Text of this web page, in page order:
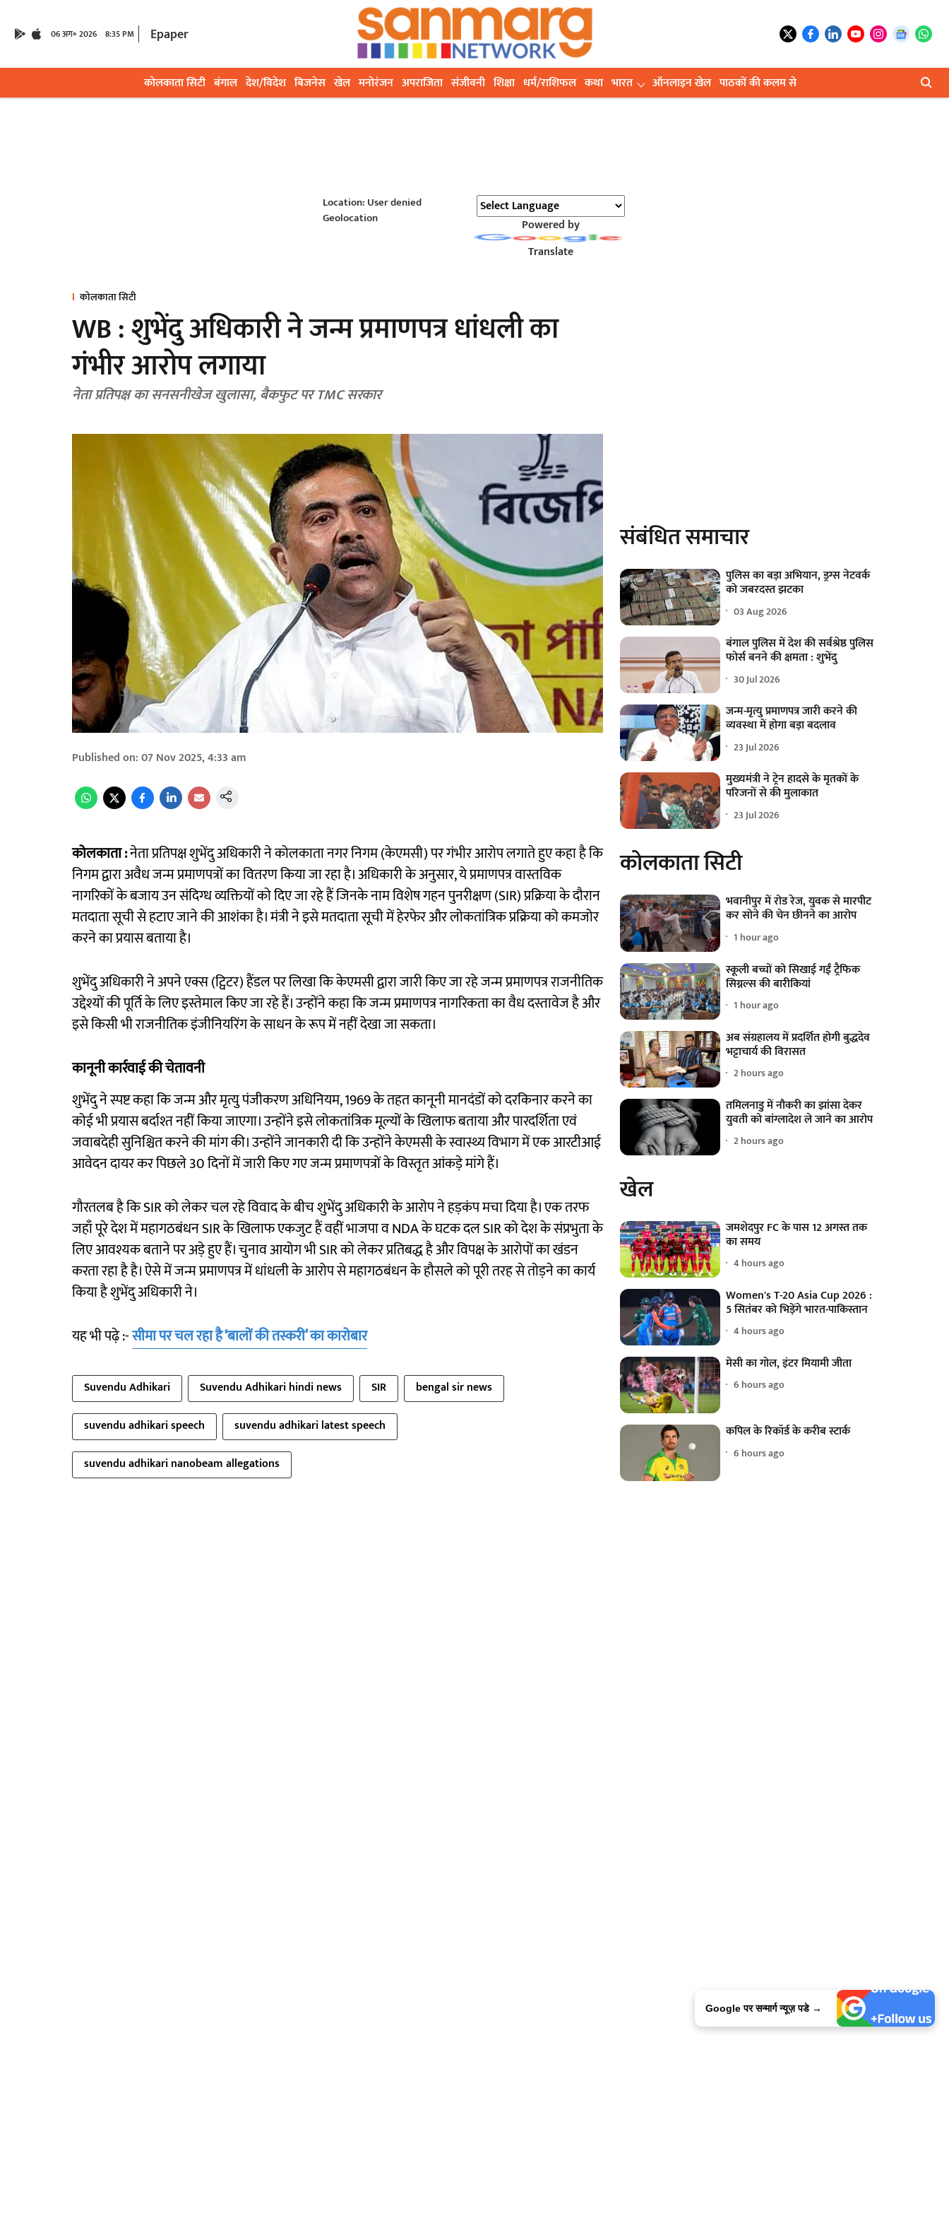
06 अग॰ 2026 8:35 PM Epaper
कोलकाता सिटी बंगाल देश/विदेश बिजनेस खेल मनोरंजन अपराजिता संजीवनी शिक्षा धर्म/राशिफल कथा भारत ऑनलाइन खेल पाठकों की कलम से
Location: User denied
Geolocation
Powered by
Translate
कोलकाता सिटी
WB : शुभेंदु अधिकारी ने जन्म प्रमाणपत्र धांधली का
गंभीर आरोप लगाया
नेता प्रतिपक्ष का सनसनीखेज खुलासा, बैकफुट पर TMC सरकार
Published on:07 Nov 2025, 4:33 am
कोलकाता :नेता प्रतिपक्ष शुभेंदु अधिकारी ने कोलकाता नगर निगम (केएमसी) पर गंभीर आरोप लगाते हुए कहा है कि
निगम द्वारा अवैध जन्म प्रमाणपत्रों का वितरण किया जा रहा है। अधिकारी के अनुसार, ये प्रमाणपत्र वास्तविक
नागरिकों के बजाय उन संदिग्ध व्यक्तियों को दिए जा रहे हैं जिनके नाम विशेष गहन पुनरीक्षण (SIR) प्रक्रिया के दौरान
मतदाता सूची से हटाए जाने की आशंका है। मंत्री ने इसे मतदाता सूची में हेरफेर और लोकतांत्रिक प्रक्रिया को कमजोर
करने का प्रयास बताया है।
शुभेंदु अधिकारी ने अपने एक्स (ट्विटर) हैंडल पर लिखा कि केएमसी द्वारा जारी किए जा रहे जन्म प्रमाणपत्र राजनीतिक
उद्देश्यों की पूर्ति के लिए इस्तेमाल किए जा रहे हैं। उन्होंने कहा कि जन्म प्रमाणपत्र नागरिकता का वैध दस्तावेज है और
इसे किसी भी राजनीतिक इंजीनियरिंग के साधन के रूप में नहीं देखा जा सकता।
कानूनी कार्रवाई की चेतावनी
शुभेंदु ने स्पष्ट कहा कि जन्म और मृत्यु पंजीकरण अधिनियम, 1969 के तहत कानूनी मानदंडों को दरकिनार करने का
कोई भी प्रयास बर्दाश्त नहीं किया जाएगा। उन्होंने इसे लोकतांत्रिक मूल्यों के खिलाफ बताया और पारदर्शिता एवं
जवाबदेही सुनिश्चित करने की मांग की। उन्होंने जानकारी दी कि उन्होंने केएमसी के स्वास्थ्य विभाग में एक आरटीआई
आवेदन दायर कर पिछले 30 दिनों में जारी किए गए जन्म प्रमाणपत्रों के विस्तृत आंकड़े मांगे हैं।
गौरतलब है कि SIR को लेकर चल रहे विवाद के बीच शुभेंदु अधिकारी के आरोप ने हड़कंप मचा दिया है। एक तरफ
जहाँ पूरे देश में महागठबंधन SIR के खिलाफ एकजुट हैं वहीं भाजपा व NDA के घटक दल SIR को देश के संप्रभुता के
लिए आवश्यक बताने पर अड़े हुए हैं। चुनाव आयोग भी SIR को लेकर प्रतिबद्ध है और विपक्ष के आरोपों का खंडन
करता रहा है है। ऐसे में जन्म प्रमाणपत्र में धांधली के आरोप से महागठबंधन के हौसले को पूरी तरह से तोड़ने का कार्य
किया है शुभेंदु अधिकारी ने।
यह भी पढ़े :-सीमा पर चल रहा है ‘बालों की तस्करी’ का कारोबार
Suvendu Adhikari Suvendu Adhikari hindi news SIR
bengal sir news
suvendu adhikari speech
suvendu adhikari latest speech
suvendu adhikari nanobeam allegations
संबंधित समाचार
पुलिस का बड़ा अभियान, ड्रग्स नेटवर्क
को जबरदस्त झटका
03 Aug 2026
बंगाल पुलिस में देश की सर्वश्रेष्ठ पुलिस
फोर्स बनने की क्षमता : शुभेंदु
30 Jul 2026
जन्म-मृत्यु प्रमाणपत्र जारी करने की
व्यवस्था में होगा बड़ा बदलाव
23 Jul 2026
मुख्यमंत्री ने ट्रेन हादसे के मृतकों के
परिजनों से की मुलाकात
23 Jul 2026
कोलकाता सिटी
भवानीपुर में रोड रेज, युवक से मारपीट
कर सोने की चेन छीनने का आरोप
1 hour ago
स्कूली बच्चों को सिखाई गईं ट्रैफिक
सिग्नल्स की बारीकियां
1 hour ago
अब संग्रहालय में प्रदर्शित होगी बुद्धदेव
भट्टाचार्य की विरासत
2 hours ago
तमिलनाडु में नौकरी का झांसा देकर
युवती को बांग्लादेश ले जाने का आरोप
2 hours ago
खेल
जमशेदपुर FC के पास 12 अगस्त तक
का समय
4 hours ago
Women's T-20 Asia Cup 2026 :
5 सितंबर को भिड़ेंगे भारत-पाकिस्तान
4 hours ago
मेसी का गोल, इंटर मियामी जीता
6 hours ago
कपिल के रिकॉर्ड के करीब स्टार्क
6 hours ago
Google पर सन्मार्ग न्यूज़ पडे →